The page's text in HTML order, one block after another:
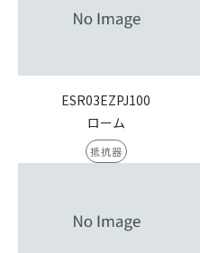
ESR03EZPJ100
ローム
抵抗器